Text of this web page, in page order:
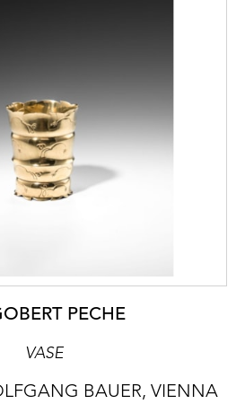
PECHE
VASE
BAUER, VIENNA